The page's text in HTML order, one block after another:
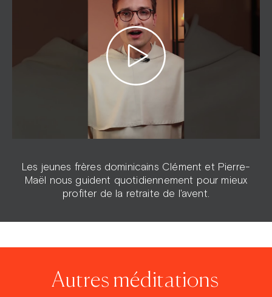
Les jeunes frères dominicains Clément et Pierre-
Maël nous guident quotidiennement pour mieux
profiter de la retraite de l'avent.
Autres méditations